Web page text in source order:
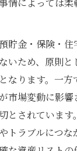
情によっては
貯金・保険・
いため、原則
なります。一
市場変動に影
とされていま
トラブルにつ